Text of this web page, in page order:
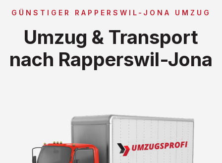
GÜNSTIGER RAPPERSWIL-JONA UMZUG
Umzug & Transport
nach Rapperswil-Jona